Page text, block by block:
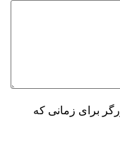
برای زمانی که